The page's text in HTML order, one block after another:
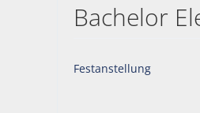
Bachelor
Festanstellung